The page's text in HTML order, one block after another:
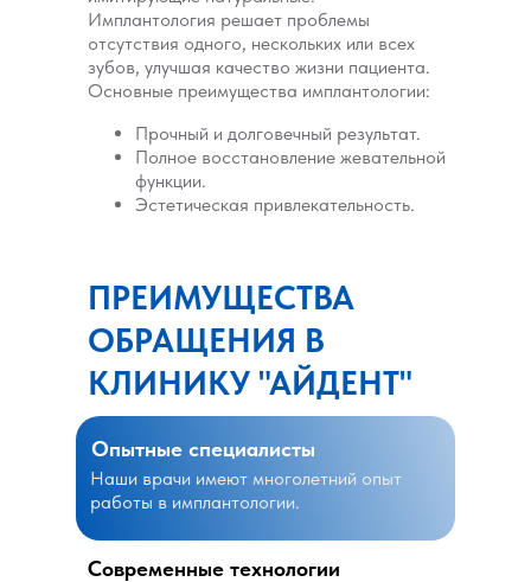
Имплантология решает проблемы
отсутствия одного, нескольких или всех
зубов, улучшая качество жизни пациента.
Основные преимущества имплантологии:
Прочный и долговечный результат.
Полное восстановление жевательной
функции.
Эстетическая привлекательность.
ПРЕИМУЩЕСТВА
ОБРАЩЕНИЯ В
КЛИНИКУ "АЙДЕНТ"
Опытные специалисты
Наши врачи имеют многолетний опыт
работы в имплантологии.
Современные технологии